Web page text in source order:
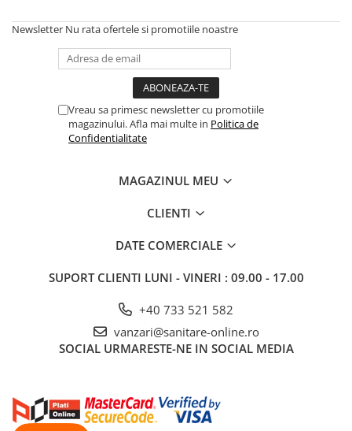
Newsletter Nu rata ofertele si promotiile noastre
Vreau sa primesc newsletter cu promotiile
magazinului. Afla mai multe in Politica de
Confidentialitate
MAGAZINUL MEU
CLIENTI
DATE COMERCIALE
SUPORT CLIENTI LUNI - VINERI : 09.00 - 17.00
+40 733 521 582
vanzari@sanitare-online.ro
SOCIAL URMARESTE-NE IN SOCIAL MEDIA